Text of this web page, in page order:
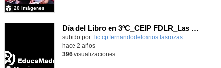
20 imágenes
Día del Libro en 3ºC_CEIP FDLR_Las Rozas
Contenido educativo.
subido por Tic cp fernandodelosrios lasrozas-
hace 2 años
396visualizaciones